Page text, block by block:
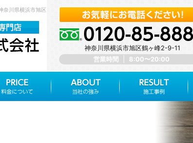
川県横浜市旭区 みらいホーム株式会社
神奈川県横浜市旭区鶴ヶ峰2-9-11
営業時間
8:00〜20:00